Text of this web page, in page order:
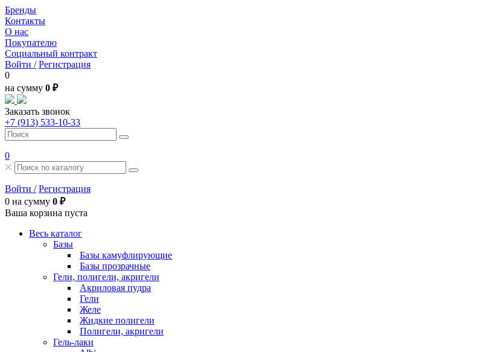
Бренды
Контакты
О нас
Покупателю
Социальный контракт
Войти / Регистрация
0
на сумму 0 ₽
Заказать звонок
+7 (913) 533-10-33
0
Войти / Регистрация
0 на сумму 0 ₽
Ваша корзина пуста
Весь каталог
Базы
Базы камуфлирующие
Базы прозрачные
Гели, полигели, акригели
Акриловая пудра
Гели
Желе
Жидкие полигели
Полигели, акригели
Гель-лаки